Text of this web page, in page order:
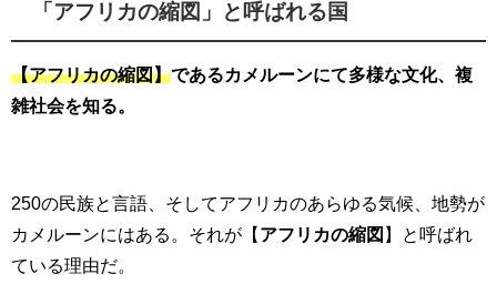
「アフリカの縮図」と呼ばれる国
【アフリカの縮図】であるカメルーンにて多様な文化、複
雑社会を知る。
250の民族と言語、そしてアフリカのあらゆる気候、地勢が
カメルーンにはある。それが【 アフリカの縮図 】と呼ばれ
ている理由だ。